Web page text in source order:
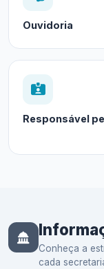
Ouvidoria
Responsável
Conheça a
cada